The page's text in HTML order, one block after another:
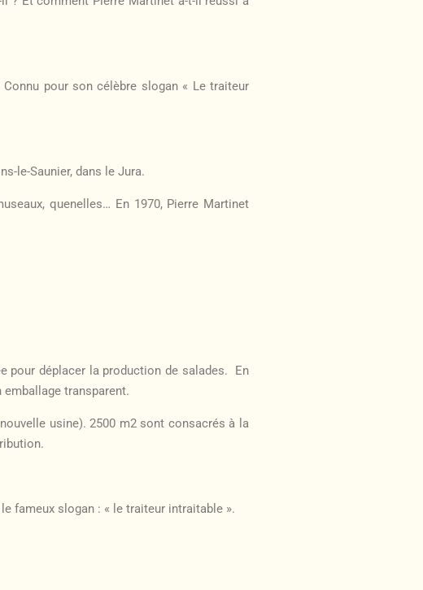
pour son célèbre slogan « Le traiteur
le-Saunier, dans le Jura.
quenelles… En 1970, Pierre Martinet
pour déplacer la production de salades. En
transparent.
usine). 2500 m2 sont consacrés à la
fameux slogan : « le traiteur intraitable ».